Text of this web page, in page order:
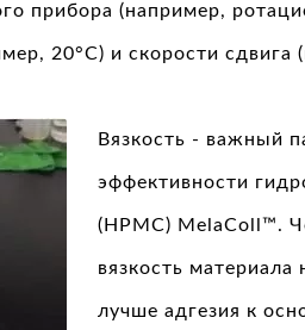
прибора (например,
20°C) и скорости сдвига
Вязкость - важный
эффективности
(HPMC) MelaColl™.
вязкость
лучше адгезия к